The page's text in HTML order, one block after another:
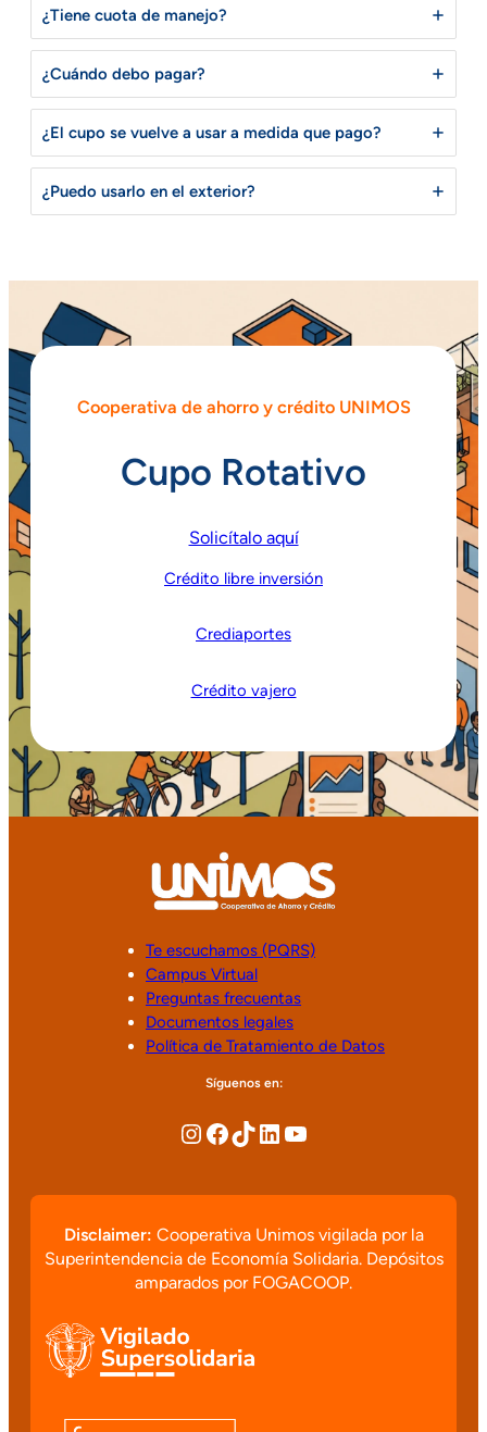
¿Tiene cuota de manejo?
¿Cuándo debo pagar?
¿El cupo se vuelve a usar a medida que pago?
¿Puedo usarlo en el exterior?
Cooperativa de ahorro y crédito UNIMOS
Cupo Rotativo
Solicítalo aquí
Crédito libre inversión
Crediaportes
Crédito vajero
Te escuchamos (PQRS)
Campus Virtual
Preguntas frecuentas
Documentos legales
Política de Tratamiento de Datos
Síguenos en:
Disclaimer: Cooperativa Unimos vigilada por la
Superintendencia de Economía Solidaria. Depósitos
amparados por FOGACOOP.